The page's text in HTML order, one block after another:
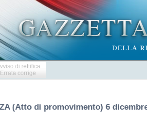
di rettifica
Errata corrige
(Atto di promovimento) 6